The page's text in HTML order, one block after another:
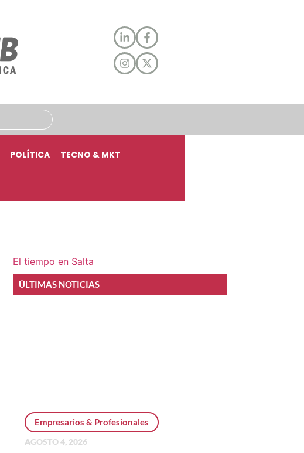
POLÍTICA TECNO & MKT
El tiempo en Salta
ÚLTIMAS NOTICIAS
Empresarios & Profesionales
AGOSTO 4, 2026